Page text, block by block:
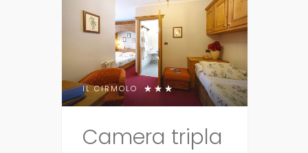
IL CIRMOLO
Camera tripla